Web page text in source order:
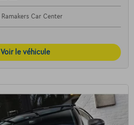
Ramakers Car Center
Voir le véhicule